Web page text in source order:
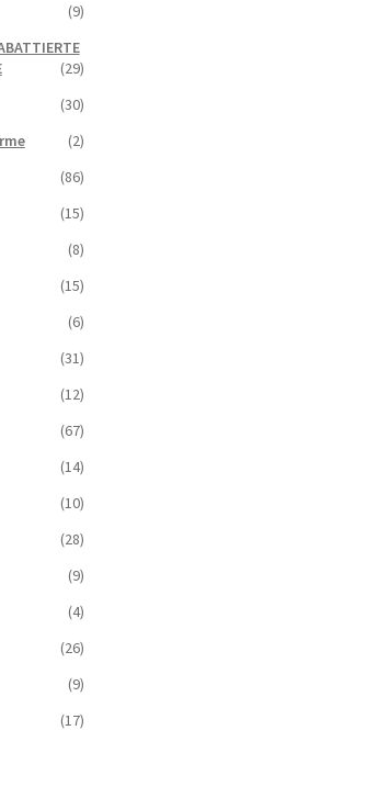
(9)
(29)
(30)
(2)
(86)
(15)
(8)
(15)
(6)
(31)
(12)
(67)
(14)
(10)
(28)
(9)
(4)
(26)
(9)
(17)